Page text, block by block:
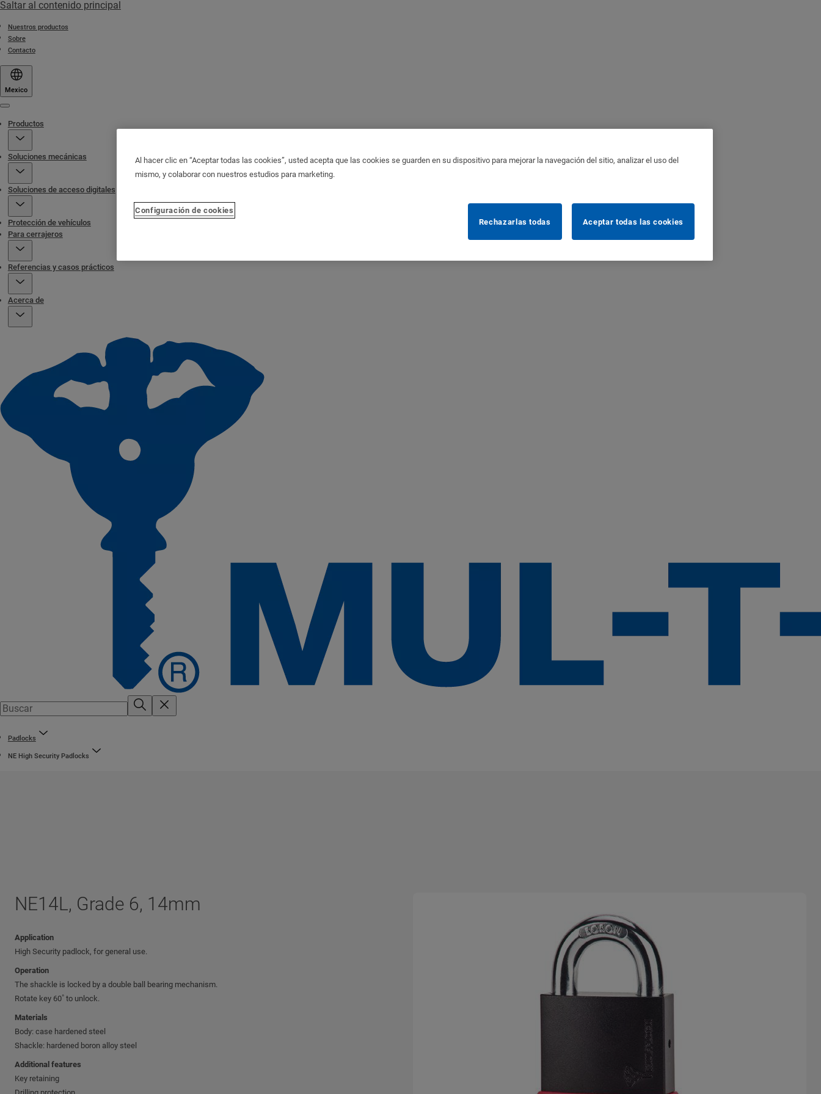
Saltar al contenido principal
Nuestros productos
Sobre
Contacto
Mexico
Productos
Soluciones mecánicas
Soluciones de acceso digitales
Protección de vehículos
Para cerrajeros
Referencias y casos prácticos
Acerca de
Padlocks
NE High Security Padlocks
NE14L, Grade 6, 14mm
Application
High Security padlock, for general use.
Operation
The shackle is locked by a double ball bearing mechanism.
Rotate key 60˚ to unlock.
Materials
Body: case hardened steel
Shackle: hardened boron alloy steel
Additional features
Key retaining
Al hacer clic en “Aceptar todas las cookies”, usted acepta que las cookies se guarden en su dispositivo para mejorar la navegación del sitio, analizar el uso del
mismo, y colaborar con nuestros estudios para marketing.
Configuración de cookies
Rechazarlas todas
Aceptar todas las cookies